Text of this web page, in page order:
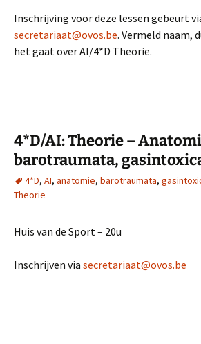
Inschrijving voor deze lessen gebeurt
secretariaat@ovos.be. Vermeld naam,
het gaat over AI/4*D Theorie.
4*D/AI: Theorie –
barotraumata,
4*D, AI, anatomie, barotraumata,
Theorie
Huis van de Sport – 20u
Inschrijven via secretariaat@ovos.be